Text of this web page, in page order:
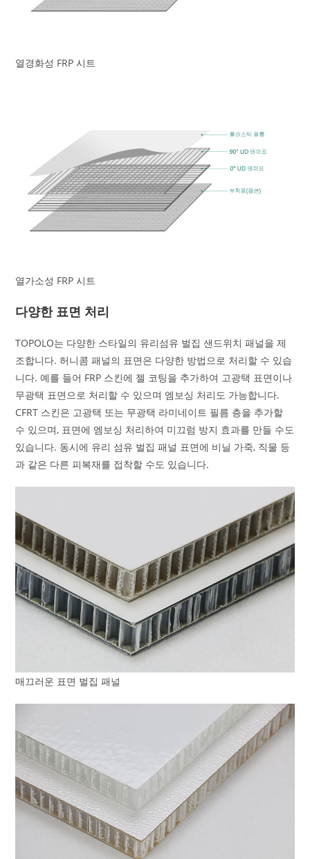
열경화성 FRP 시트
열가소성 FRP 시트
다양한 표면 처리
TOPOLO는 다양한 스타일의 유리섬유 벌집 샌드위치 패널을 제
조합니다. 허니콤 패널의 표면은 다양한 방법으로 처리할 수 있습
니다. 예를 들어 FRP 스킨에 젤 코팅을 추가하여 고광택 표면이나
무광택 표면으로 처리할 수 있으며 엠보싱 처리도 가능합니다.
CFRT 스킨은 고광택 또는 무광택 라미네이트 필름 층을 추가할
수 있으며, 표면에 엠보싱 처리하여 미끄럼 방지 효과를 만들 수도
있습니다. 동시에 유리 섬유 벌집 패널 표면에 비닐 가죽, 직물 등
과 같은 다른 피복재를 접착할 수도 있습니다.
매끄러운 표면 벌집 패널